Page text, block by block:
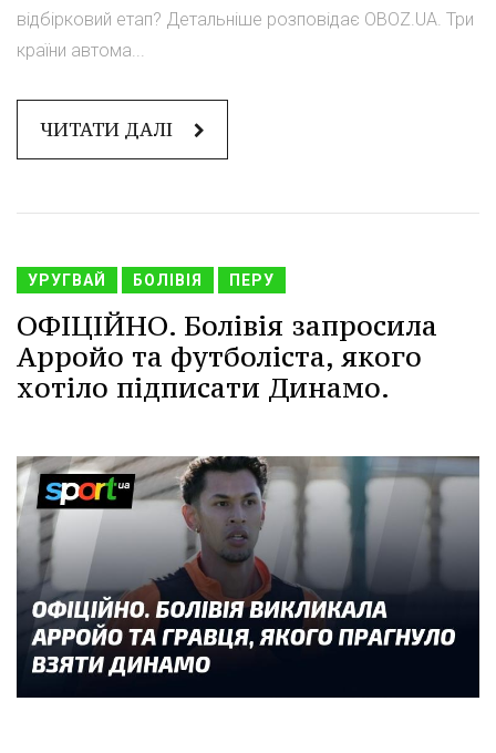
відбірковий етап? Детальніше розповідає OBOZ.UA. Три
країни автома...
ЧИТАТИ ДАЛІ
УРУГВАЙ БОЛІВІЯ ПЕРУ
ОФІЦІЙНО. Болівія запросила
Арройо та футболіста, якого
хотіло підписати Динамо.